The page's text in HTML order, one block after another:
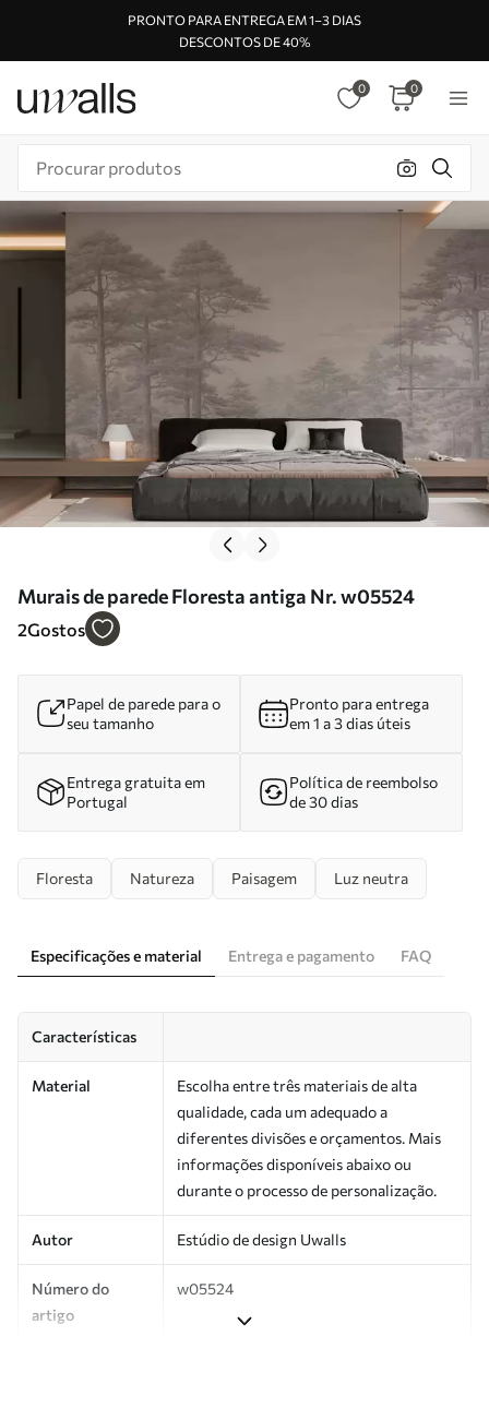
PRONTO PARA ENTREGA EM 1–3 DIAS
DESCONTOS DE 40%
0 0
Murais de parede Floresta antiga Nr. w05524
2Gostos
Papel de parede para o
seu tamanho
Pronto para entrega
em 1 a 3 dias úteis
Entrega gratuita em
Portugal
Política de reembolso
de 30 dias
Floresta Natureza Paisagem Luz neutra
Especificações e material Entrega e pagamento FAQ
Características
Material
Escolha entre três materiais de alta
qualidade, cada um adequado a
diferentes divisões e orçamentos. Mais
informações disponíveis abaixo ou
durante o processo de personalização.
Autor Estúdio de design Uwalls
Número do
artigo
w05524